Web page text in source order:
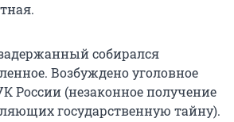
собирался
Возбуждено уголовное
России (незаконное получение
государственную тайну).